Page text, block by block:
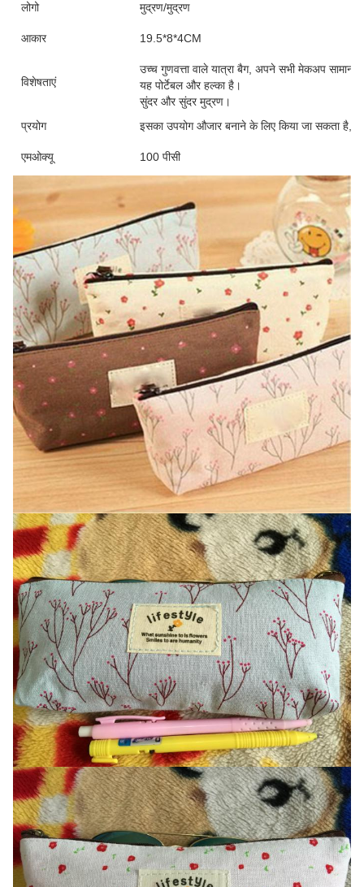
लोगो मुद्रण/मुद्रण
आकार 19.5*8*4CM
विशेषताएं
उच्च गुणवत्ता वाले यात्रा बैग, अपने सभी मेकअप
यह पोर्टेबल और हल्का है।
सुंदर और सुंदर मुद्रण।
प्रयोग
इसका उपयोग औजार बनाने के लिए किया जा सकता है,
एमओक्यू 100 पीसी